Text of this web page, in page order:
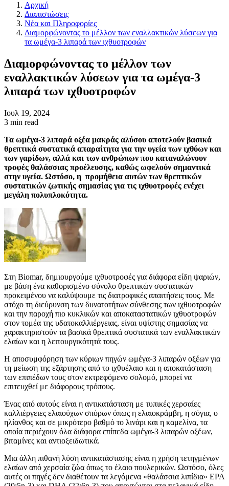
Αρχική
Διαπιστώσεις
Νέα και Πληροφορίες
Διαμορφώνοντας το μέλλον των εναλλακτικών λύσεων για
τα ωμέγα-3 λιπαρά των ιχθυοτροφών
Διαμορφώνοντας το μέλλον των
εναλλακτικών λύσεων για τα ωμέγα-3
λιπαρά των ιχθυοτροφών
Ιουλ 19, 2024
3 min read
Τα ωμέγα-3 λιπαρά οξέα μακράς αλύσου αποτελούν βασικά
θρεπτικά συστατικά απαραίτητα για την υγεία των ιχθύων και
των γαρίδων, αλλά και των ανθρώπων που καταναλώνουν
τροφές θαλάσσιας προέλευσης, καθώς ωφελούν σημαντικά
στην υγεία. Ωστόσο, η προμήθεια αυτών των θρεπτικών
συστατικών ζωτικής σημασίας για τις ιχθυοτροφές ενέχει
μεγάλη πολυπλοκότητα.
Στη Biomar, δημιουργούμε ιχθυοτροφές για διάφορα είδη ψαριών,
με βάση ένα καθορισμένο σύνολο θρεπτικών συστατικών
προκειμένου να καλύψουμε τις διατροφικές απαιτήσεις τους. Με
στόχο τη διεύρυνση των δυνατοτήτων σύνθεσης των ιχθυοτροφών
και την παροχή πιο κυκλικών και αποκαταστατικών ιχθυοτροφών
στον τομέα της υδατοκαλλιέργειας, είναι υψίστης σημασίας να
χαρακτηριστούν τα βασικά θρεπτικά συστατικά των εναλλακτικών
ελαίων και η λειτουργικότητά τους.
Η αποσυμφόρηση των κύριων πηγών ωμέγα-3 λιπαρών οξέων για
τη μείωση της εξάρτησης από το ιχθυέλαιο και η αποκατάσταση
των επιπέδων τους στον εκτρεφόμενο σολομό, μπορεί να
επιτευχθεί με διάφορους τρόπους.
Ένας από αυτούς είναι η αντικατάσταση με τυπικές χερσαίες
καλλιέργειες ελαιούχων σπόρων όπως η ελαιοκράμβη, η σόγια, ο
ηλίανθος και σε μικρότερο βαθμό το λινάρι και η καμελίνα, τα
οποία περιέχουν όλα διάφορα επίπεδα ωμέγα-3 λιπαρών οξέων,
βιταμίνες και αντιοξειδωτικά.
Μια άλλη πιθανή λύση αντικατάστασης είναι η χρήση τετηγμένων
ελαίων από χερσαία ζώα όπως το έλαιο πουλερικών. Ωστόσο, όλες
αυτές οι πηγές δεν διαθέτουν τα λεγόμενα «θαλάσσια λιπίδια» EPA